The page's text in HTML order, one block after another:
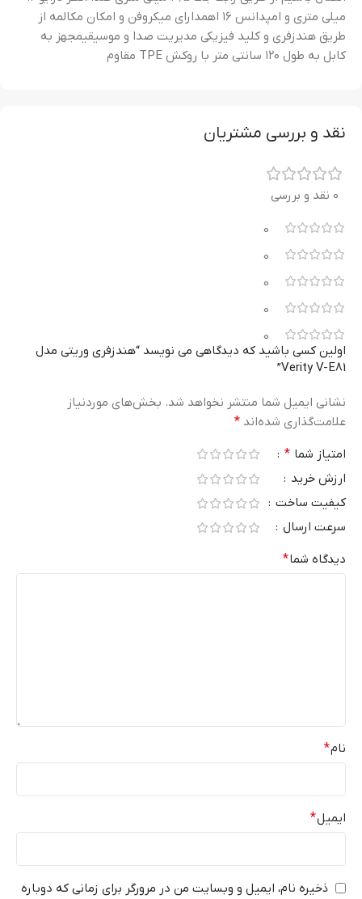
میلی متری و امپدانس ۱۶ اهمدارای میکروفن و امکان مکالمه از
طریق هندزفری و کلید فیزیکی مدیریت صدا و موسیقیمجهز به
کابل به طول ۱۲۰ سانتی متر با روکش TPE مقاوم
نقد و بررسی مشتریان
0 نقد و بررسی
0
0
0
0
0
اولین کسی باشید که دیدگاهی می نویسد “هندزفری وریتی مدل
Verity V-E81”
نشانی ایمیل شما منتشر نخواهد شد. بخش‌های موردنیاز
علامت‌گذاری شده‌اند *
امتیاز شما *
ارزش خرید
کیفیت ساخت
سرعت ارسال
دیدگاه شما*
نام*
ایمیل*
ذخیره نام، ایمیل و وبسایت من در مرورگر برای زمانی که دوباره